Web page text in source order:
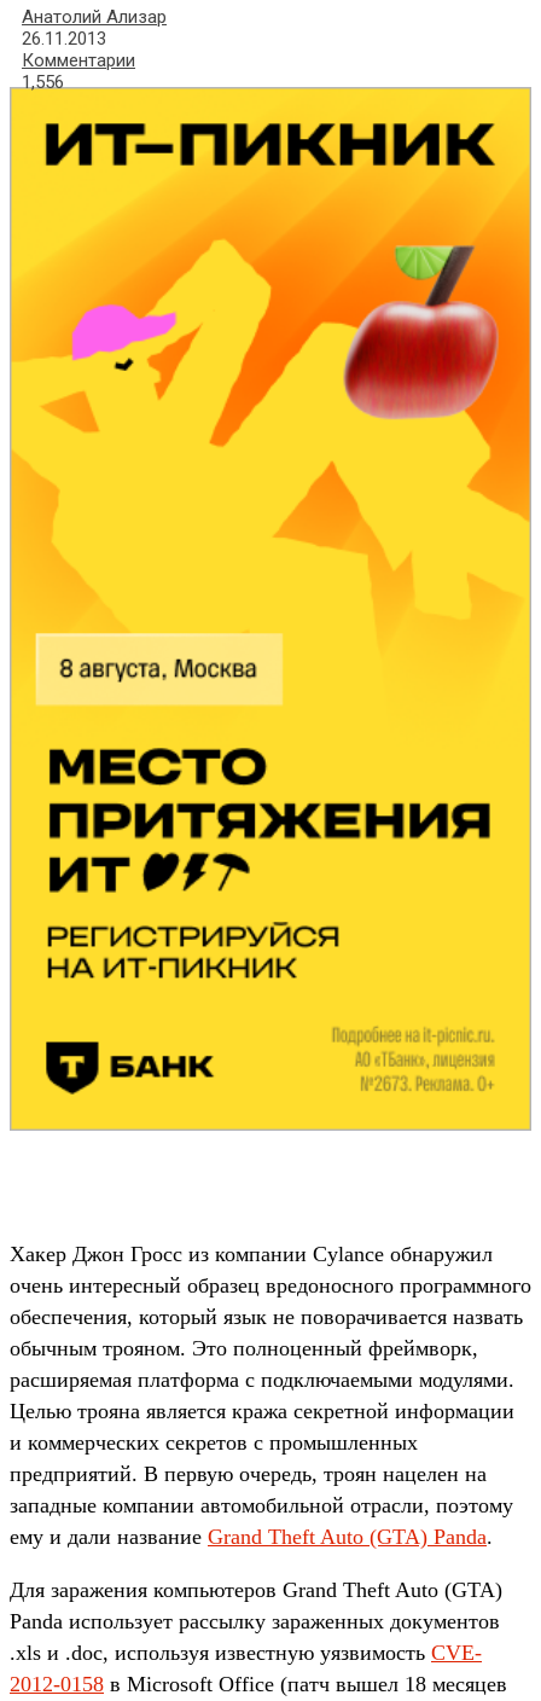
Анатолий Ализар
26.11.2013
Комментарии
1,556
Хакер Джон Гросс из компании Cylance обнаружил
очень интересный образец вредоносного программного
обеспечения, который язык не поворачивается назвать
обычным трояном. Это полноценный фреймворк,
расширяемая платформа с подключаемыми модулями.
Целью трояна является кража секретной информации
и коммерческих секретов с промышленных
предприятий. В первую очередь, троян нацелен на
западные компании автомобильной отрасли, поэтому
ему и дали название Grand Theft Auto (GTA) Panda.
Для заражения компьютеров Grand Theft Auto (GTA)
Panda использует рассылку зараженных документов
.xls и .doc, используя известную уязвимость CVE-
2012-0158 в Microsoft Office (патч вышел 18 месяцев